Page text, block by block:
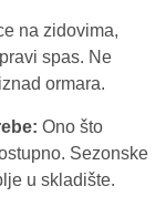
na zidovima,
spas. Ne
ormara.
Ono što
Sezonske
u skladište.